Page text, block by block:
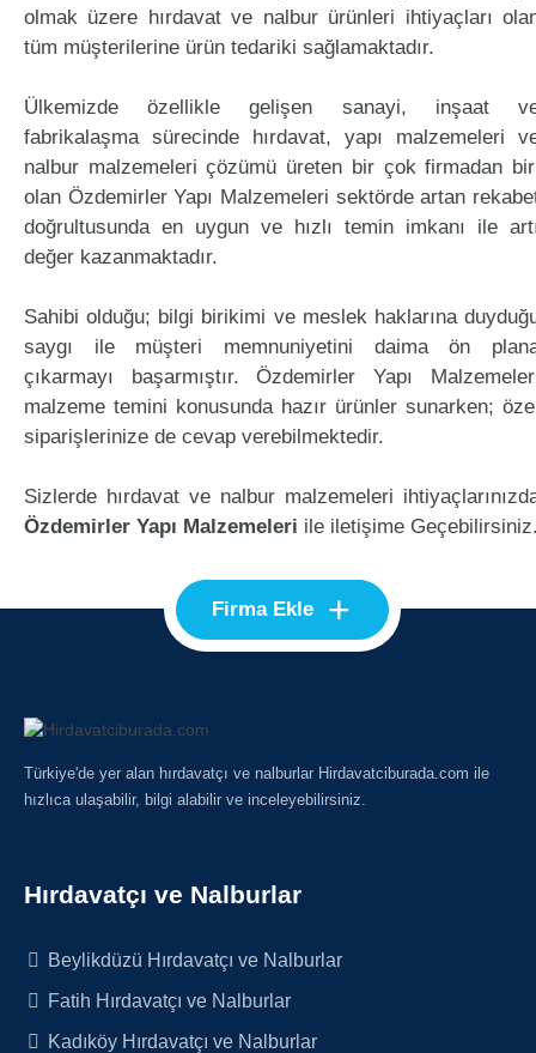
olmak üzere hırdavat ve nalbur ürünleri ihtiyaçları
tüm müşterilerine ürün tedariki sağlamaktadır.
Ülkemizde özellikle gelişen sanayi, inşaat
fabrikalaşma sürecinde hırdavat, yapı malzemeleri
nalbur malzemeleri çözümü üreten bir çok firmadan
olan Özdemirler Yapı Malzemeleri sektörde artan
doğrultusunda en uygun ve hızlı temin imkanı ile
değer kazanmaktadır.
Sahibi olduğu; bilgi birikimi ve meslek haklarına
saygı ile müşteri memnuniyetini daima ön
çıkarmayı başarmıştır. Özdemirler Yapı
malzeme temini konusunda hazır ürünler sunarken;
siparişlerinize de cevap verebilmektedir.
Sizlerde hırdavat ve nalbur malzemeleri
Özdemirler Yapı Malzemeleri ile iletişime
Firma Ekle +
Türkiye'de yer alan hırdavatçı ve nalburlar Hirdavatciburada.com ile
hızlıca ulaşabilir, bilgi alabilir ve inceleyebilirsiniz.
Hırdavatçı ve Nalburlar
Beylikdüzü Hırdavatçı ve Nalburlar
Fatih Hırdavatçı ve Nalburlar
Kadıköy Hırdavatçı ve Nalburlar